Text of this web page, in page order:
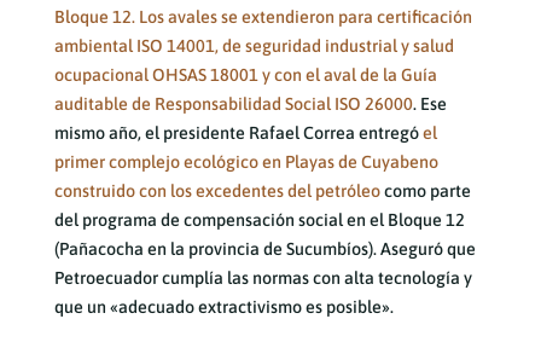
Bloque 12. Los avales se extendieron para certificación
ambiental ISO 14001, de seguridad industrial y salud
ocupacional OHSAS 18001 y con el aval de la Guía
auditable de Responsabilidad Social ISO 26000. Ese
mismo año, el presidente Rafael Correa entregóel
primer complejo ecológico en Playas de Cuyabeno
construido con los excedentes del petróleocomo parte
del programa de compensación social en el Bloque 12
(Pañacocha en la provincia de Sucumbíos). Aseguró que
Petroecuador cumplía las normas con alta tecnología y
que un «adecuado extractivismo es posible».